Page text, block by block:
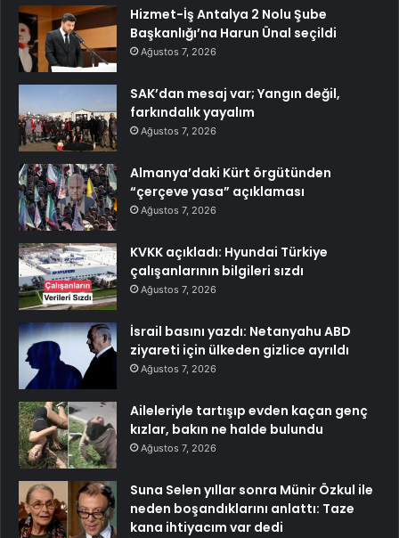
Hizmet-İş Antalya 2 Nolu Şube
Başkanlığı’na Harun Ünal seçildi
Ağustos 7, 2026
SAK’dan mesaj var; Yangın değil,
farkındalık yayalım
Ağustos 7, 2026
Almanya’daki Kürt örgütünden
“çerçeve yasa” açıklaması
Ağustos 7, 2026
KVKK açıkladı: Hyundai Türkiye
çalışanlarının bilgileri sızdı
Ağustos 7, 2026
İsrail basını yazdı: Netanyahu ABD
ziyareti için ülkeden gizlice ayrıldı
Ağustos 7, 2026
Aileleriyle tartışıp evden kaçan genç
kızlar, bakın ne halde bulundu
Ağustos 7, 2026
Suna Selen yıllar sonra Münir Özkul ile
neden boşandıklarını anlattı: Taze
kana ihtiyacım var dedi